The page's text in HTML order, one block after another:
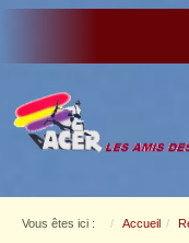
Vous êtes ici : Accueil